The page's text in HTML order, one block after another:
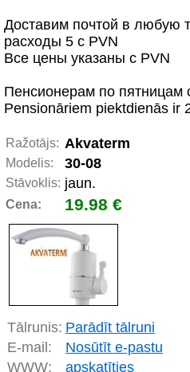
Доставим почтой в любую
расходы 5 с PVN
Все цены указаны с PVN
Пенсионерам по пятницам
Pensionāriem piektdienās ir
Ražotājs: Akvaterm
Modelis: 30-08
Stāvoklis: jaun.
Cena: 19.98 €
Tālrunis: Parādīt tālruni
E-mail:
Nosūtīt e-pastu
WWW:
apskatīties